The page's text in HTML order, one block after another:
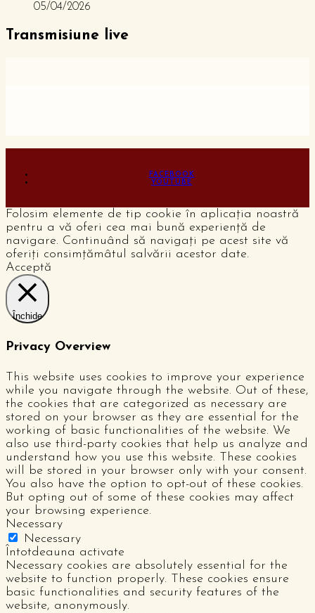
05/04/2026
Transmisiune live
FACEBOOK
YOUTUBE
Folosim elemente de tip cookie în aplicația noastră
pentru a vă oferi cea mai bună experiență de
navigare. Continuând să navigați pe acest site vă
oferiți consimțămâtul salvării acestor date.
Acceptă
Închide
Privacy Overview
This website uses cookies to improve your experience
while you navigate through the website. Out of these,
the cookies that are categorized as necessary are
stored on your browser as they are essential for the
working of basic functionalities of the website. We
also use third-party cookies that help us analyze and
understand how you use this website. These cookies
will be stored in your browser only with your consent.
You also have the option to opt-out of these cookies.
But opting out of some of these cookies may affect
your browsing experience.
Necessary
Necessary
Întotdeauna activate
Necessary cookies are absolutely essential for the
website to function properly. These cookies ensure
basic functionalities and security features of the
website, anonymously.